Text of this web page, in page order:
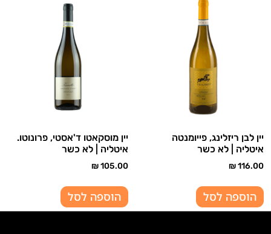
יין לבן ריזלינג, פייומנטה
איטליה | לא כשר
₪116.00
הוספה לסל
יין מוסקאטו ד'אסטי, פרונוטו.
איטליה | לא כשר
₪105.00
הוספה לסל